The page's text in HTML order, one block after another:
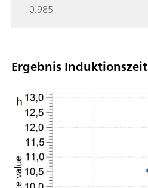
0.985
Ergebnis Induktionszeit